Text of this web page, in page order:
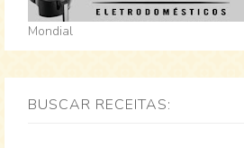
Mondial
BUSCAR RECEITAS: